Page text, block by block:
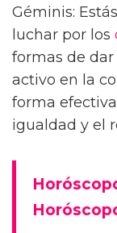
Géminis:
luchar por los
formas de
activo en la
forma
igualdad y el